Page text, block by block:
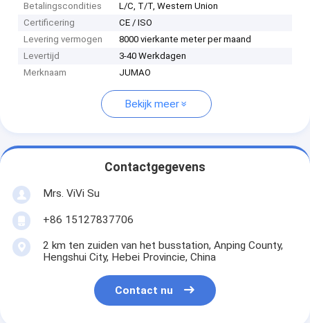
Betalingscondities
L/C, T/T, Western Union
Certificering
CE / ISO
Levering vermogen
8000 vierkante meter per maand
Levertijd
3-40 Werkdagen
Merknaam
JUMAO
Bekijk meer
Contactgegevens
Mrs. ViVi Su
+86 15127837706
2 km ten zuiden van het busstation, Anping County,
Hengshui City, Hebei Provincie, China
Contact nu